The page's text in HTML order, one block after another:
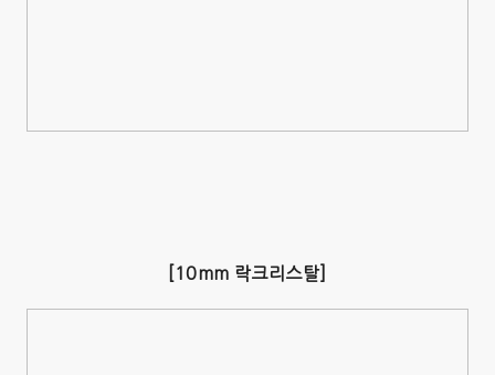
[10mm 락크리스탈]